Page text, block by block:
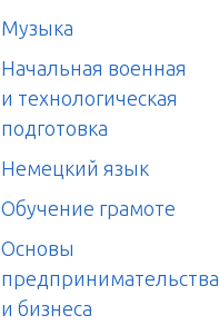
Музыка
Начальная военная
и технологическая
подготовка
Немецкий язык
Обучение грамоте
Основы
предпринимательства
и бизнеса